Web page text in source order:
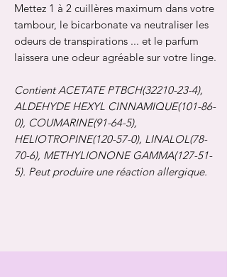
Mettez 1 à 2 cuillères maximum dans votre
tambour, le bicarbonate va neutraliser les
odeurs de transpirations ... et le parfum
laissera une odeur agréable sur votre linge.
Contient ACETATE PTBCH(32210-23-4),
ALDEHYDE HEXYL CINNAMIQUE(101-86-
0), COUMARINE(91-64-5),
HELIOTROPINE(120-57-0), LINALOL(78-
70-6), METHYLIONONE GAMMA(127-51-
5). Peut produire une réaction allergique.